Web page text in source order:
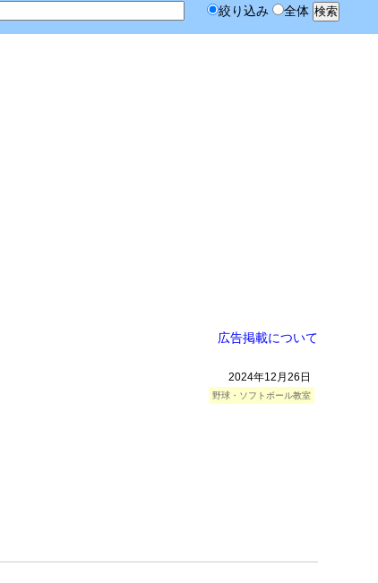
絞り込み 全体
広告掲載について
2024年12月26日
野球・ソフトボール教室